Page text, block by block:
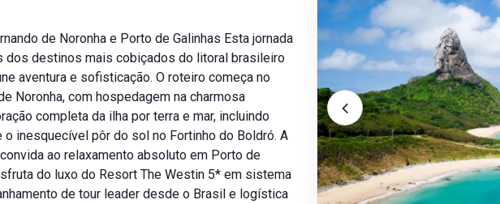
de Noronha e Porto de Galinhas Esta jornada
dos destinos mais cobiçados do litoral brasileiro
aventura e sofisticação. O roteiro começa no
Noronha, com hospedagem na charmosa
completa da ilha por terra e mar, incluindo
o inesquecível pôr do sol no Fortinho do Boldró. A
ao relaxamento absoluto em Porto de
do luxo do Resort The Westin 5* em sistema
de tour leader desde o Brasil e logística